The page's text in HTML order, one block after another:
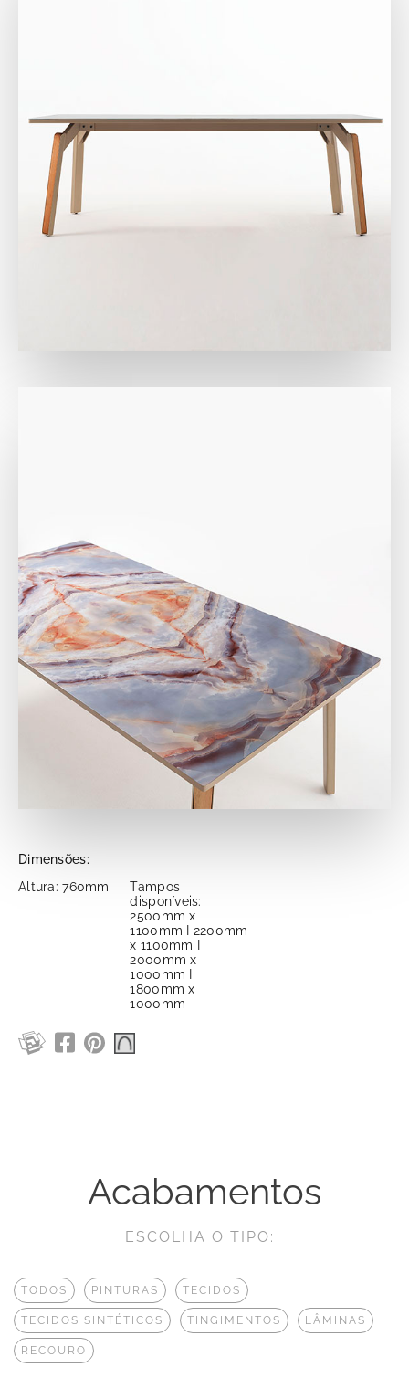
Dimensões:
Altura: 760mm
Tampos
disponíveis:
2500mm x
1100mm I 2200mm
x 1100mm I
2000mm x
1000mm I
1800mm x
1000mm
Acabamentos
ESCOLHA O TIPO:
TODOS PINTURAS TECIDOS
TECIDOS SINTÉTICOS TINGIMENTOS LÂMINAS
RECOURO